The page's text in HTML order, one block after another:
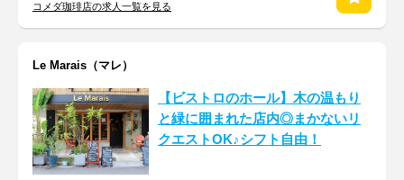
コメダ珈琲店の求人一覧を見る
Le Marais（マレ）
【ビストロのホール】木の温もり
と緑に囲まれた店内◎まかないリ
クエストOK♪シフト自由！